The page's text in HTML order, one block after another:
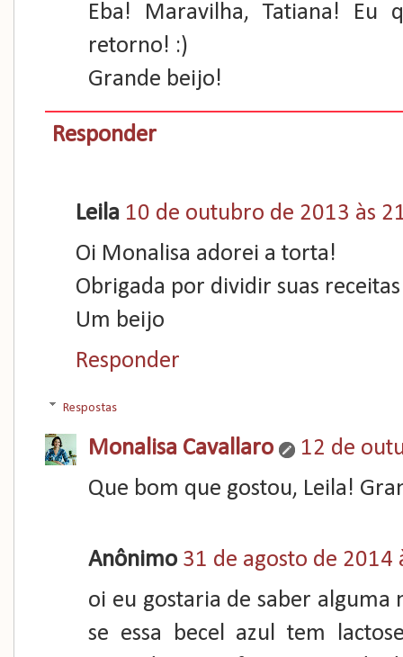
Eba! Maravilha, Tatiana! Eu
retorno! :)
Grande beijo!
Responder
Leila 10 de outubro de 2013 às
Oi Monalisa adorei a torta!
Obrigada por dividir suas
Um beijo
Responder
Respostas
Monalisa Cavallaro
12 de
Que bom que gostou, Leila!
Anônimo 31 de agosto de 2014
oi eu gostaria de saber alguma
se essa becel azul tem